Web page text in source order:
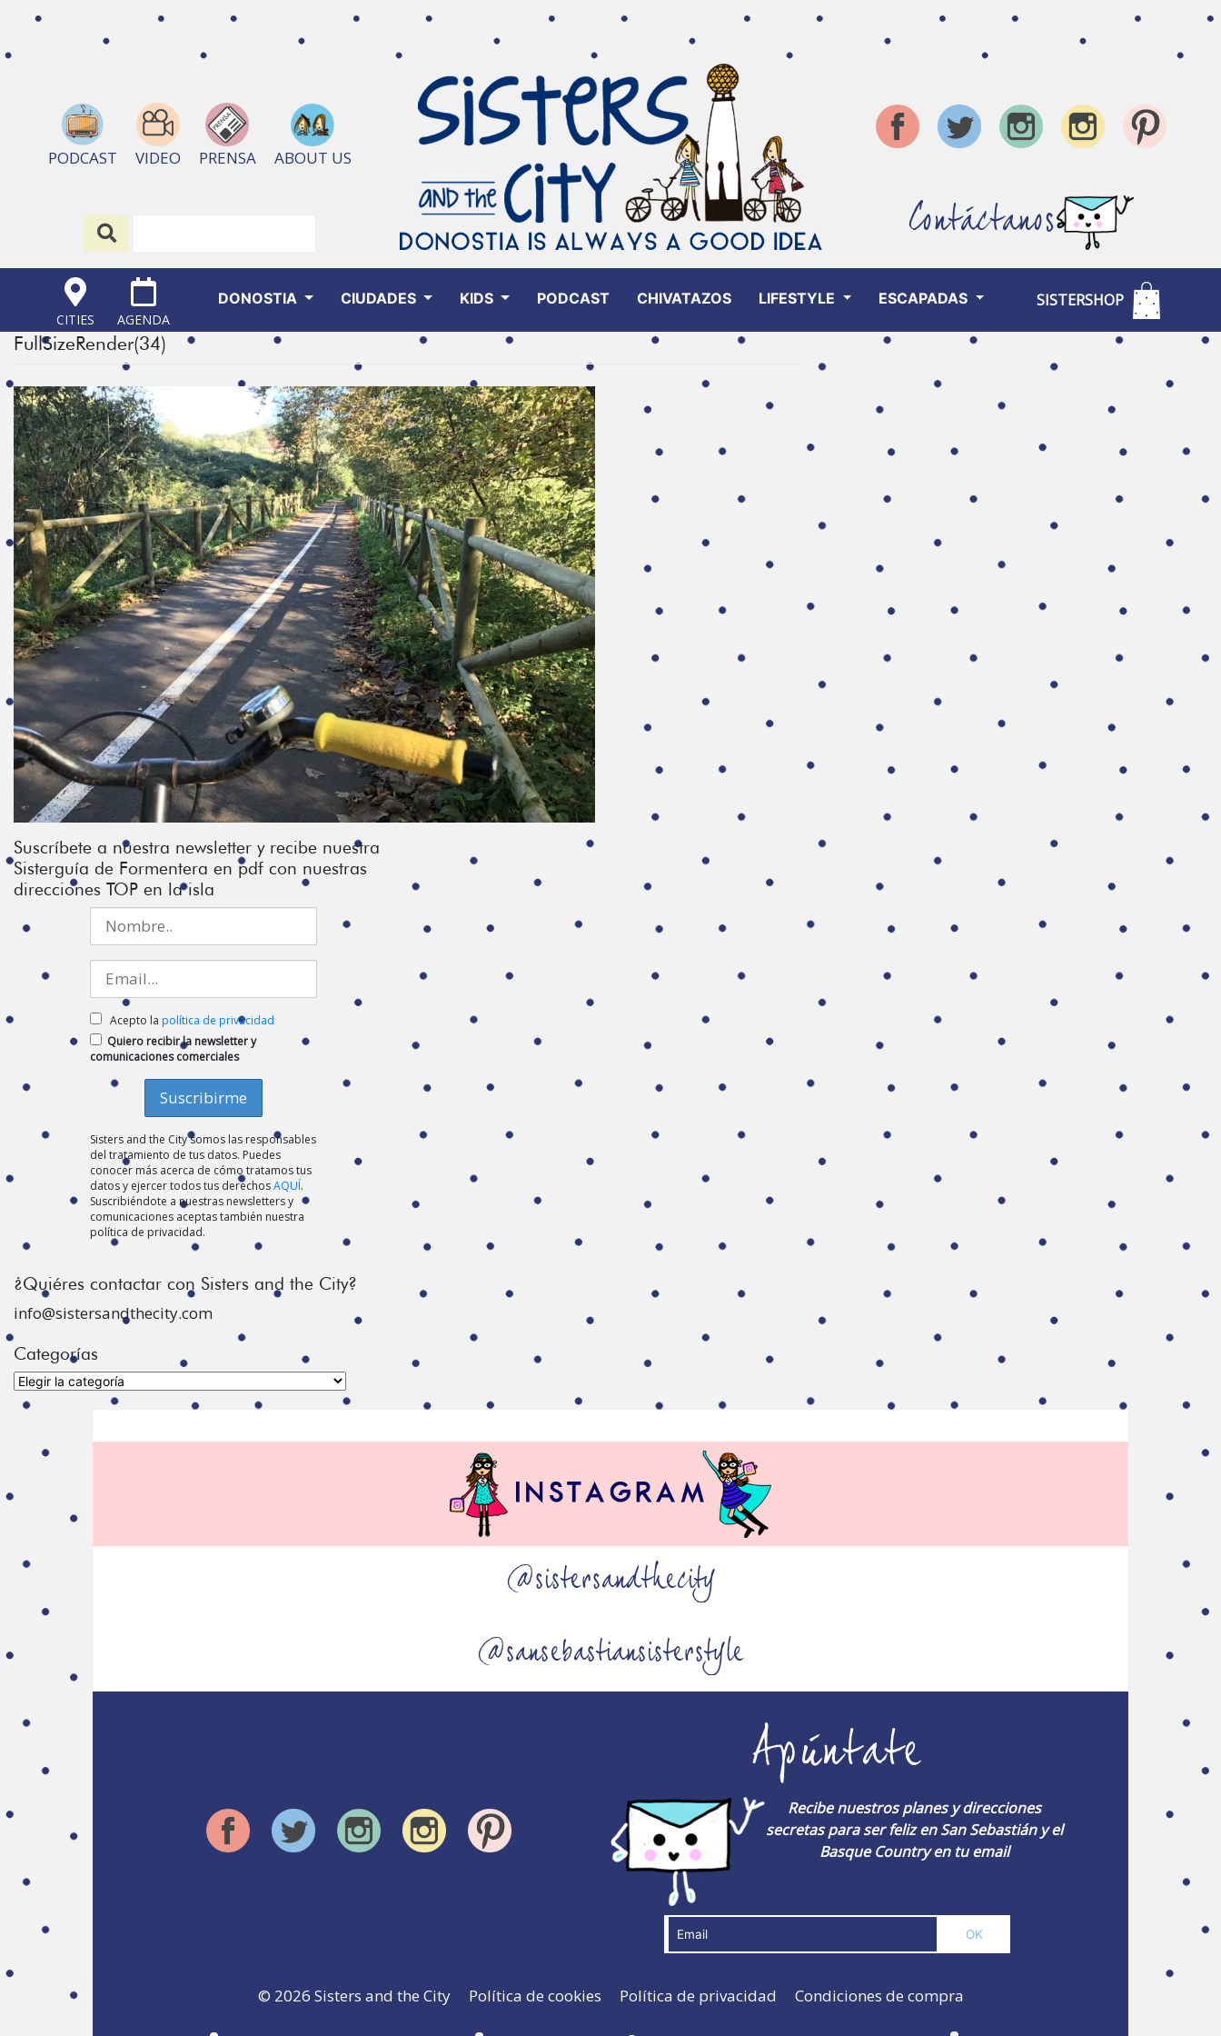
PODCAST VIDEO PRENSA ABOUT US
Contáctanos
CITIES AGENDA
DONOSTIA CIUDADES KIDS PODCAST CHIVATAZOS LIFESTYLE ESCAPADAS SISTERSHOP
FullSizeRender(34)
Suscríbete a nuestra newsletter y recibe nuestra
Sisterguía de Formentera en pdf con nuestras
direcciones TOP en la isla
Acepto la política de privacidad
Quiero recibir la newsletter y
comunicaciones comerciales
Sisters and the City somos las responsables
del tratamiento de tus datos. Puedes
conocer más acerca de cómo tratamos tus
datos y ejercer todos tus derechosAQUÍ.
Suscribiéndote a nuestras newsletters y
comunicaciones aceptas también nuestra
política de privacidad.
¿Quiéres contactar con Sisters and the City?
info@sistersandthecity.com
Categorías
Categorías
@sistersandthecity
@sansebastiansisterstyle
Apúntate
Recibe nuestros planes y direcciones
secretas para ser feliz en San Sebastián y el
Basque Country en tu email
© 2026 Sisters and the City Política de cookies Política de privacidad Condiciones de compra